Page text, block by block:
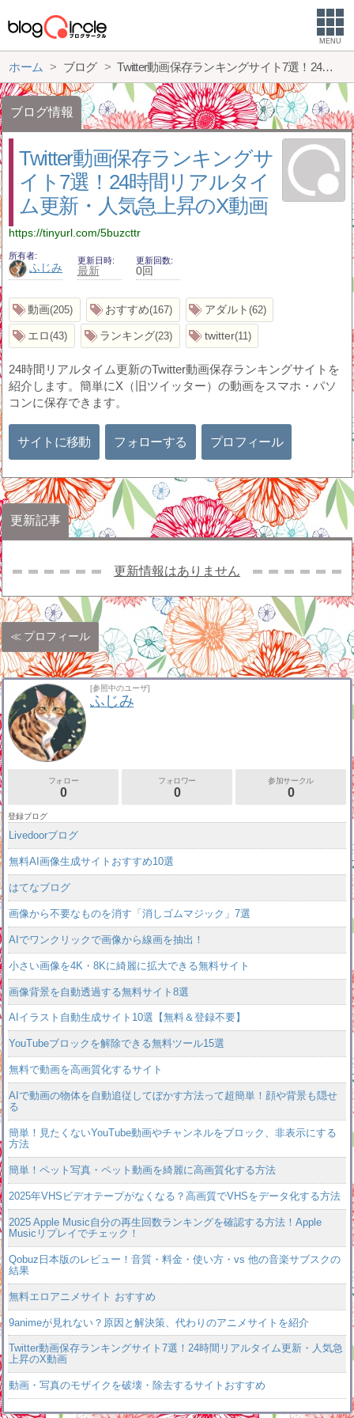
MENU
ホーム ブログ Twitter動画保存ランキングサイト7選！24時間リアルタイム更新・人気急上昇のX動画
ブログ情報
Twitter動画保存ランキングサ
イト7選！24時間リアルタイ
ム更新・人気急上昇のX動画
https://tinyurl.com/5buzcttr
所有者
ふじみ
更新日時
最新
更新回数
0回
動画 205 おすすめ 167 アダルト 62
エロ 43 ランキング 23 twitter 11
24時間リアルタイム更新のTwitter動画保存ランキングサイトを
紹介します。簡単にX（旧ツイッター）の動画をスマホ・パソ
コンに保存できます。
サイトに移動 フォローする プロフィール
更新記事
更新情報はありません
プロフィール
[参照中のユーザ]
ふじみ
フォロー
0
フォロワー
0
参加サークル
0
登録ブログ
Livedoorブログ
無料AI画像生成サイトおすすめ10選
はてなブログ
画像から不要なものを消す「消しゴムマジック」7選
AIでワンクリックで画像から線画を抽出！
小さい画像を4K・8Kに綺麗に拡大できる無料サイト
画像背景を自動透過する無料サイト8選
AIイラスト自動生成サイト10選【無料＆登録不要】
YouTubeブロックを解除できる無料ツール15選
無料で動画を高画質化するサイト
AIで動画の物体を自動追従してぼかす方法って超簡単！顔や背景も隠せ
る
簡単！見たくないYouTube動画やチャンネルをブロック、非表示にする
方法
簡単！ペット写真・ペット動画を綺麗に高画質化する方法
2025年VHSビデオテープがなくなる？高画質でVHSをデータ化する方法
2025 Apple Music自分の再生回数ランキングを確認する方法！Apple
Musicリプレイでチェック！
Qobuz日本版のレビュー！音質・料金・使い方・vs 他の音楽サブスクの
結果
無料エロアニメサイト おすすめ
9animeが見れない？原因と解決策、代わりのアニメサイトを紹介
Twitter動画保存ランキングサイト7選！24時間リアルタイム更新・人気急
上昇のX動画
動画・写真のモザイクを破壊・除去するサイトおすすめ